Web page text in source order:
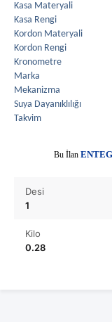
Kasa Materyali
Kasa Rengi
Kordon Materyali
Kordon Rengi
Kronometre
Marka
Mekanizma
Suya Dayanıklılığı
Takvim
Bu İlan E
Desi
1
Kilo
0.28